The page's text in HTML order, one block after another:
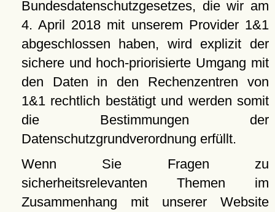
Bundesdatenschutzgesetzes, die wir am
4. April 2018 mit unserem Provider 1&1
abgeschlossen haben, wird explizit der
sichere und hoch-priorisierte Umgang mit
den Daten in den Rechenzentren von
1&1 rechtlich bestätigt und werden somit
die Bestimmungen der
Datenschutzgrundverordnung erfüllt.
Wenn Sie Fragen zu
sicherheitsrelevanten Themen im
Zusammenhang mit unserer Website